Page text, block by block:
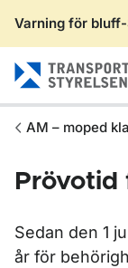
Varning för bluff-
AM – moped
Sedan den 1
år för